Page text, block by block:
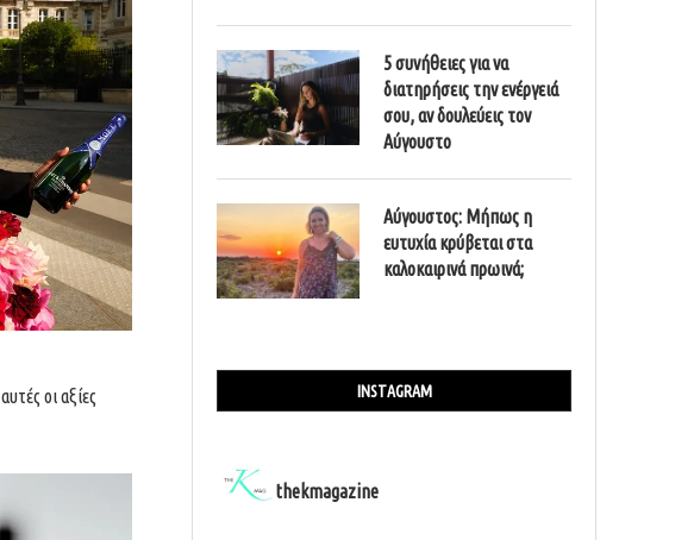
οι αξίες
5 συνήθειες για να
διατηρήσεις την ενέργειά
σου, αν δουλεύεις τον
Αύγουστο
Αύγουστος: Μήπως η
ευτυχία κρύβεται στα
καλοκαιρινά πρωινά;
INSTAGRAM
thekmagazine